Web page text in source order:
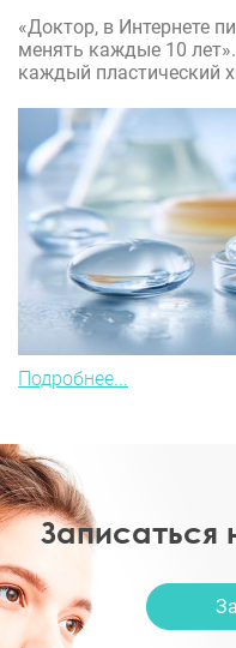
«Доктор, в Интернете
менять каждые 10
каждый пластический
Подробнее...
Записаться